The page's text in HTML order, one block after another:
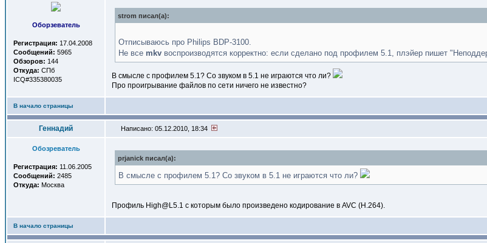
Оборзеватель
Регистрация: 17.04.2008
Сообщений: 5965
Обзоров: 144
Откуда: СПб
ICQ#335380035
strom писал(a):
Отписываюсь про Philips BDP-3100.
Не все mkv воспроизводятся корректно: если сделано под профилем 5.1, плэйер пишет
В смысле с профилем 5.1? Со звуком в 5.1 не играются что ли?
Про проигрывание файлов по сети ничего не известно?
В начало страницы
Геннадий Написано: 05.12.2010, 18:34
Обозреватель
Регистрация: 11.06.2005
Сообщений: 2485
Откуда: Москва
prjanick писал(a):
В смысле с профилем 5.1? Со звуком в 5.1 не играются что ли?
Профиль High@L5.1 с которым было произведено кодирование в AVC (H.264).
В начало страницы